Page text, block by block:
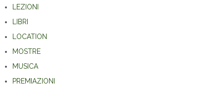
LEZIONI
LIBRI
LOCATION
MOSTRE
MUSICA
PREMIAZIONI